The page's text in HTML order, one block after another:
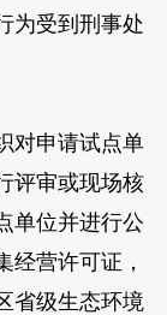
为受到刑事处
申请试点单
评审或现场核
单位并进行公
经营许可证，
省级生态环境